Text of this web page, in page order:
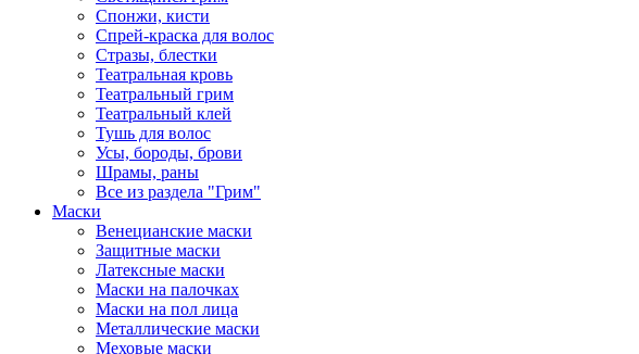
Спонжи, кисти
Спрей-краска для волос
Стразы, блестки
Театральная кровь
Театральный грим
Театральный клей
Тушь для волос
Усы, бороды, брови
Шрамы, раны
Все из раздела "Грим"
Маски
Венецианские маски
Защитные маски
Латексные маски
Маски на палочках
Маски на пол лица
Металлические маски
Меховые маски